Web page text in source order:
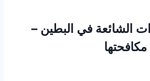
الشائعة في البطين –
مكافحتها